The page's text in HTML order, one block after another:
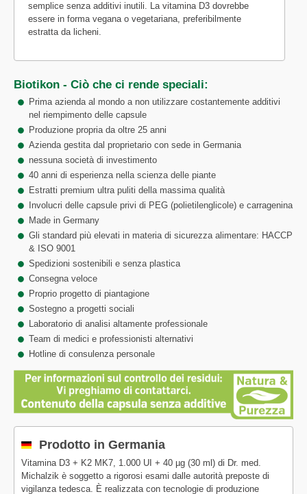
semplice senza additivi inutili. La vitamina D3 dovrebbe
essere in forma vegana o vegetariana, preferibilmente
estratta da licheni.
Biotikon - Ciò che ci rende speciali:
Prima azienda al mondo a non utilizzare costantemente additivi
nel riempimento delle capsule
Produzione propria da oltre 25 anni
Azienda gestita dal proprietario con sede in Germania
nessuna società di investimento
40 anni di esperienza nella scienza delle piante
Estratti premium ultra puliti della massima qualità
Involucri delle capsule privi di PEG (polietilenglicole) e carragenina
Made in Germany
Gli standard più elevati in materia di sicurezza alimentare: HACCP
& ISO 9001
Spedizioni sostenibili e senza plastica
Consegna veloce
Proprio progetto di piantagione
Sostegno a progetti sociali
Laboratorio di analisi altamente professionale
Team di medici e professionisti alternativi
Hotline di consulenza personale
Prodotto in Germania
Vitamina D3 + K2 MK7, 1.000 UI + 40 µg (30 ml) di Dr. med.
Michalzik è soggetto a rigorosi esami dalle autorità preposte di
vigilanza tedesca. È realizzata con tecnologie di produzione